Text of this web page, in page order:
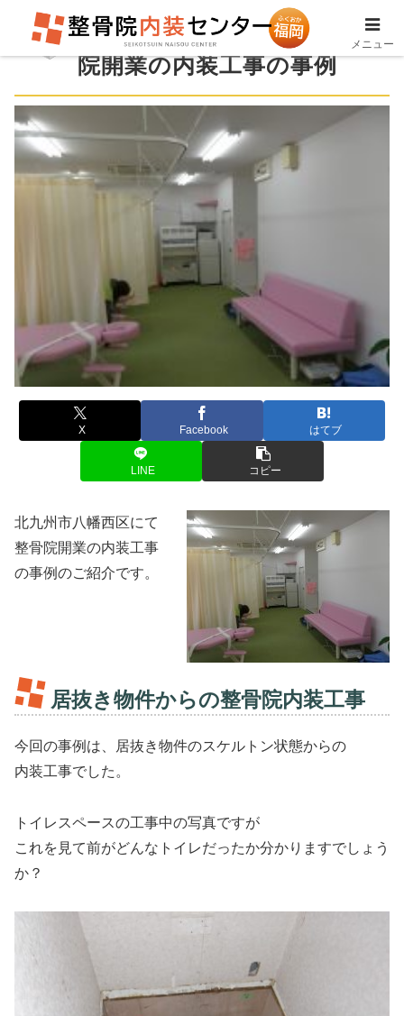
北九州市八幡西区にて整骨
院開業の内装工事の事例
X Facebook はてブ
LINE コピー
北九州市八幡西区にて
整骨院開業の内装工事
の事例のご紹介です。
居抜き物件からの整骨院内装工事
今回の事例は、居抜き物件のスケルトン状態からの
内装工事でした。
トイレスペースの工事中の写真ですが
これを見て前がどんなトイレだったか分かりますでしょう
か？
メニュー